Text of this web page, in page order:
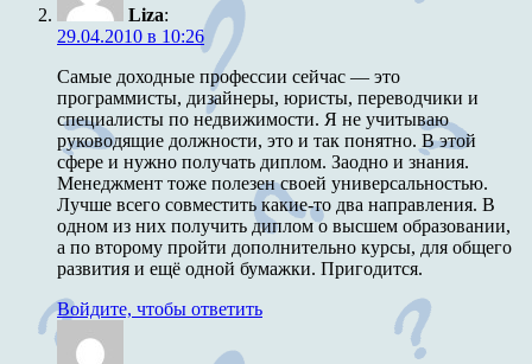
Liza:
29.04.2010 в 10:26
Самые доходные профессии сейчас — это
программисты, дизайнеры, юристы, переводчики и
специалисты по недвижимости. Я не учитываю
руководящие должности, это и так понятно. В этой
сфере и нужно получать диплом. Заодно и знания.
Менеджмент тоже полезен своей универсальностью.
Лучше всего совместить какие-то два направления. В
одном из них получить диплом о высшем образовании,
а по второму пройти дополнительно курсы, для общего
развития и ещё одной бумажки. Пригодится.
Войдите, чтобы ответить